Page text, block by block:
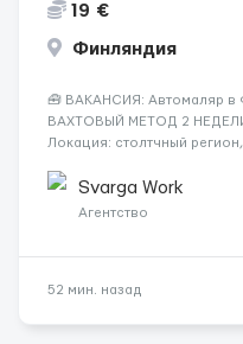
19 €
Финляндия
🧰 ВАКАНСИЯ: Автомаляр в
ВАХТОВЫЙ МЕТОД 2
Локация: столтчный
час брутто 🏠 Жильё:
Контакт: +3725672...
Svarga Work
Агентство
52 мин. назад